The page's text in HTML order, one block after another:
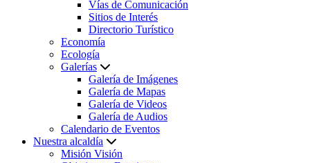
Vías de Comunicación
Sitios de Interés
Directorio Turístico
Economía
Ecología
Galerías
Galería de Imágenes
Galería de Mapas
Galería de Videos
Galería de Audios
Calendario de Eventos
Nuestra alcaldía
Misión Visión